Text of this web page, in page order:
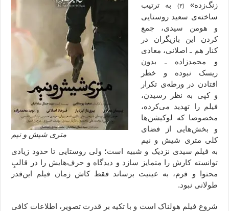
متری شیش و نیم
زنگ‌زده»
(۳)
به ترتیب
ساخته‌ی سعید روستایی
و هومن سیدی، جمع
کردن این بازیگران در
کنار هم ـ اصلانی، معادی
و محمدزاده ـ بدون
ریسک نبوده و خطر
افتادن در ورطه‌ی تکرار
و کپی به نظر رسیدن،
فیلم را تهدید می‌کرده،
مخصوصا که لوکیشن‌‌ها
و بخش‌هایی از فضای
کلی متری شیش و نیم
به فیلم سیدی نزدیک و شبیه‌ است؛ ولی روستایی تا حدود زیادی
توانسته کارش را متمایز سازد و دیدگاه و حرف‌هایش را در قالبِ
محتوا و فرم، به عینیت برساند فقط کاش زمان فیلم این‌قدر
طولانی نبود.
شروع فیلم هولناک است و با تکیه بر قدرت تصویر، اطلاعات کافی